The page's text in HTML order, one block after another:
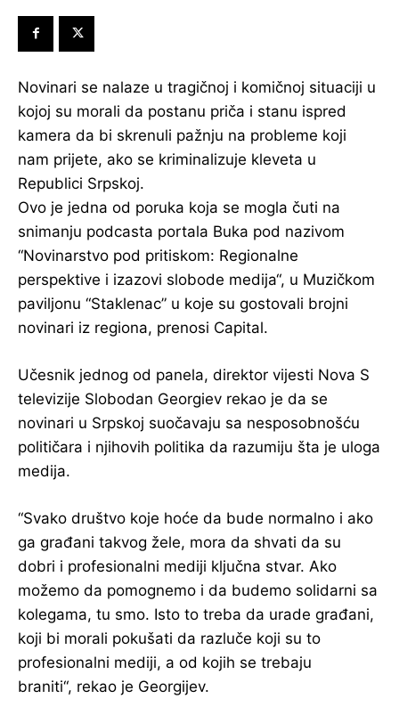
Novinari se nalaze u tragičnoj i komičnoj situaciji u
kojoj su morali da postanu priča i stanu ispred
kamera da bi skrenuli pažnju na probleme koji
nam prijete, ako se kriminalizuje kleveta u
Republici Srpskoj.
Ovo je jedna od poruka koja se mogla čuti na
snimanju podcasta portala Buka pod nazivom
“Novinarstvo pod pritiskom: Regionalne
perspektive i izazovi slobode medija“, u Muzičkom
paviljonu “Staklenac” u koje su gostovali brojni
novinari iz regiona, prenosi Capital.
Učesnik jednog od panela, direktor vijesti Nova S
televizije Slobodan Georgiev rekao je da se
novinari u Srpskoj suočavaju sa nesposobnošću
političara i njihovih politika da razumiju šta je uloga
medija.
“Svako društvo koje hoće da bude normalno i ako
ga građani takvog žele, mora da shvati da su
dobri i profesionalni mediji ključna stvar. Ako
možemo da pomognemo i da budemo solidarni sa
kolegama, tu smo. Isto to treba da urade građani,
koji bi morali pokušati da razluče koji su to
profesionalni mediji, a od kojih se trebaju
braniti“, rekao je Georgijev.